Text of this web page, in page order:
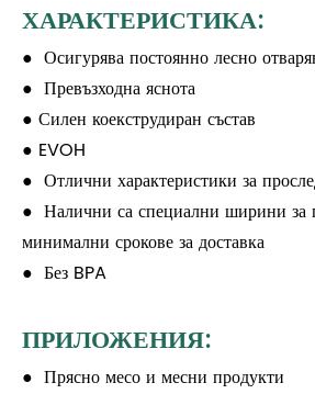
ХАРАКТЕРИСТИКА:
● Осигурява постоянно лесно
● Превъзходна яснота
● Силен коекструдиран състав
● EVOH
● Отлични характеристики за
● Налични са специални ширини за
минимални срокове за доставка
● Без BPA
ПРИЛОЖЕНИЯ:
● Прясно месо и месни продукти